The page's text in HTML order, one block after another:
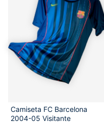
Camiseta FC Barcelona
2004-05 Visitante